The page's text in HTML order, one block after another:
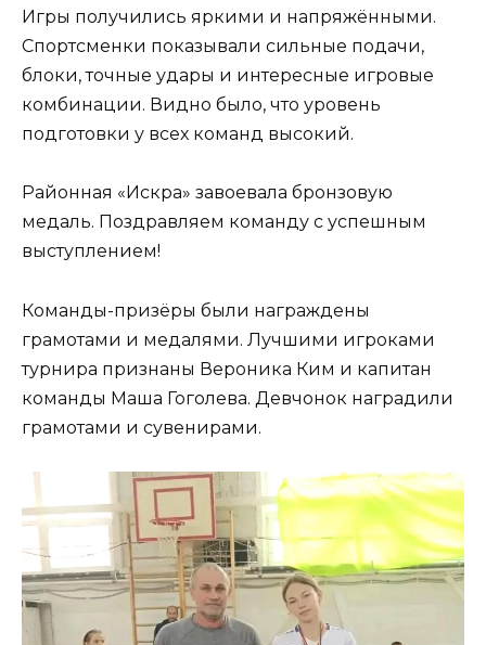
Игры получились яркими и напряжёнными.
Спортсменки показывали сильные подачи,
блоки, точные удары и интересные игровые
комбинации. Видно было, что уровень
подготовки у всех команд высокий.
Районная «Искра» завоевала бронзовую
медаль. Поздравляем команду с успешным
выступлением!
Команды-призёры были награждены
грамотами и медалями. Лучшими игроками
турнира признаны Вероника Ким и капитан
команды Маша Гоголева. Девчонок наградили
грамотами и сувенирами.